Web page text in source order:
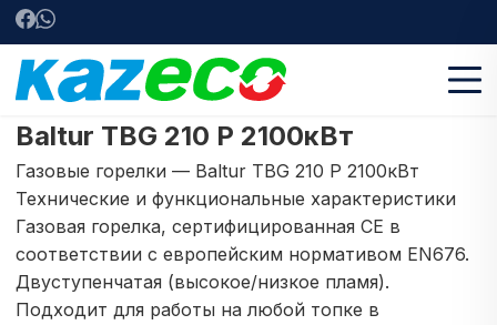
Baltur TBG 210 P 2100кВт
Газовые горелки — Baltur TBG 210 P 2100кВт
Технические и функциональные характеристики
Газовая горелка, сертифицированная CE в
соответствии с европейским нормативом EN676.
Двуступенчатая (высокое/низкое пламя).
Подходит для работы на любой топке в